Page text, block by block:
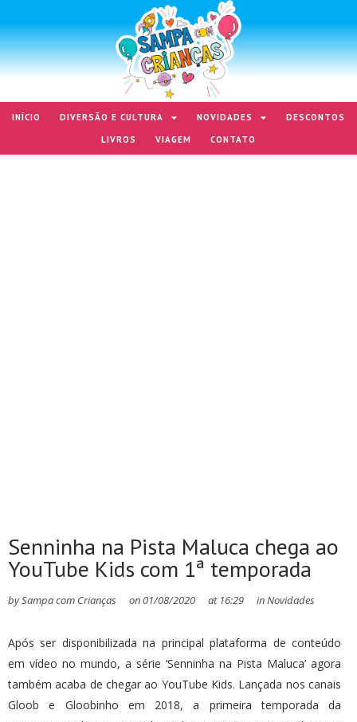
INÍCIO DIVERSÃO E CULTURA NOVIDADES
DESCONTOS
LIVROS
VIAGEM CONTATO
Senninha na Pista Maluca chega ao
YouTube Kids com 1ª temporada
bySampa com Crianças on01/08/2020 at 16:29 inNovidades
Após ser disponibilizada na principal plataforma de conteúdo
em vídeo no mundo, a série ‘Senninha na Pista Maluca’ agora
também acaba de chegar ao YouTube Kids. Lançada nos canais
Gloob e Gloobinho em 2018, a primeira temporada da